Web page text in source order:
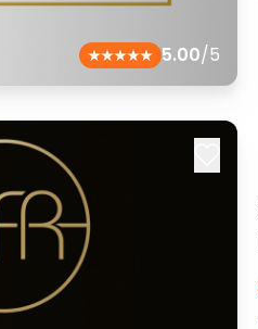
5.00/5